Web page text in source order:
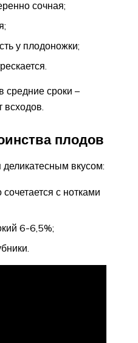
сочная;
у плодоножки;
сроки –
плодов
вкусом:
с нотками
6-6,5%;